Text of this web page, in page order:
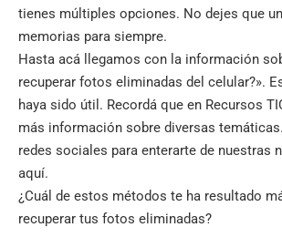
tienes múltiples opciones. No dejes que
memorias para siempre.
Hasta acá llegamos con la información
recuperar fotos eliminadas del celular?».
haya sido útil. Recordá que en Recursos
más información sobre diversas
redes sociales para enterarte de nuestras
aquí.
¿Cuál de estos métodos te ha resultado
recuperar tus fotos eliminadas?